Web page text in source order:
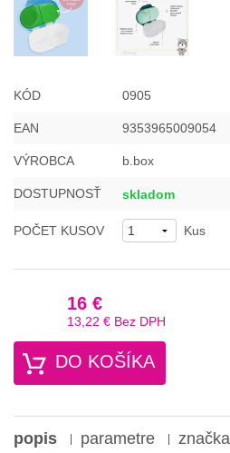
KÓD 0905
EAN 9353965009054
VÝROBCA b.box
DOSTUPNOSŤ skladom
POČET KUSOV Kus
16 €
13,22 € Bez DPH
DO KOŠÍKA
popis parametre značka